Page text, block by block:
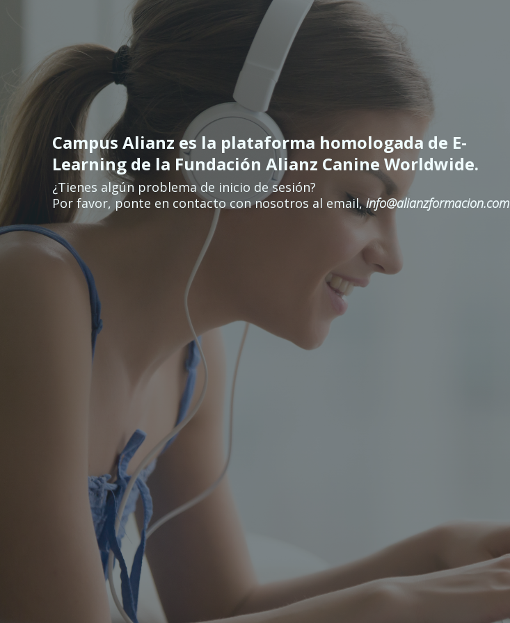
Campus Alianz es la plataforma homologada de E-
Learning de la Fundación Alianz Canine Worldwide.
¿Tienes algún problema de inicio de sesión?
Por favor, ponte en contacto con nosotros al email,info@alianzformacion.com